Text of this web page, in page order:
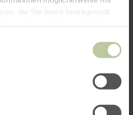
die Sie ihnen bereitgestellt